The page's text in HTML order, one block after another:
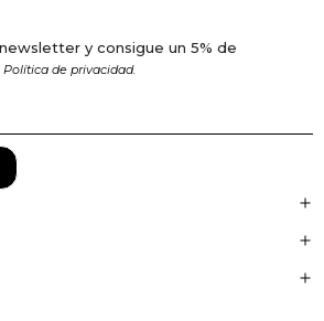
y consigue un 5% de
Política de privacidad.